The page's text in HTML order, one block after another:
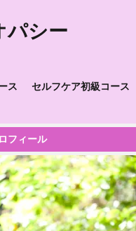
パシー
ス
セルフケア初級コース
フィール